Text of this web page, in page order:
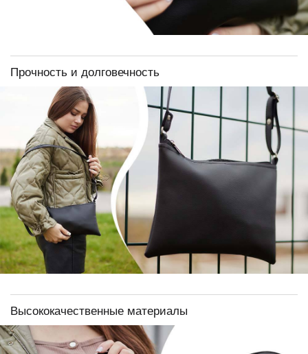
Прочность и долговечность
Высококачественные материалы